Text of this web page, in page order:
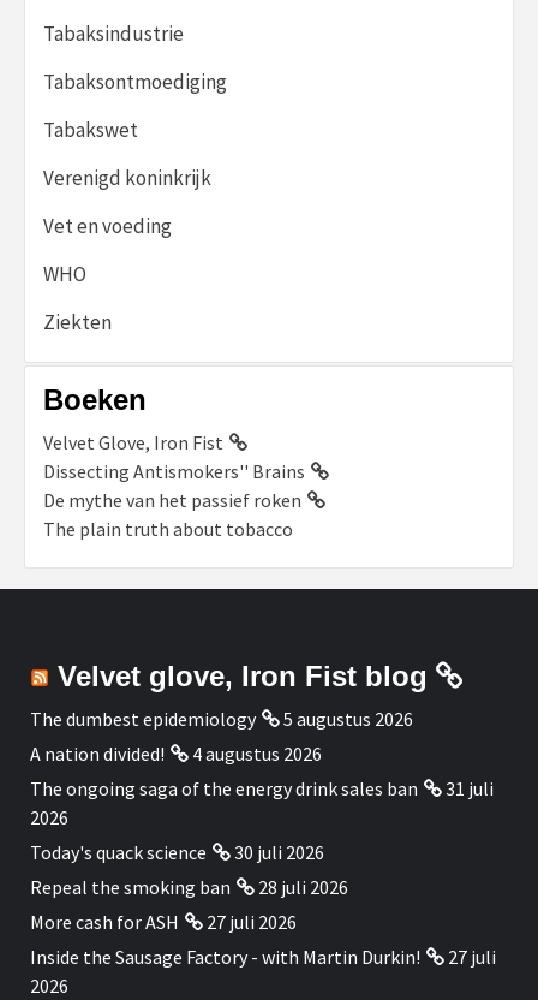
Tabaksindustrie
Tabaksontmoediging
Tabakswet
Verenigd koninkrijk
Vet en voeding
WHO
Ziekten
Boeken
Velvet Glove, Iron Fist
Dissecting Antismokers'' Brains
De mythe van het passief roken
The plain truth about tobacco
Velvet glove, Iron Fist blog
The dumbest epidemiology
5 augustus 2026
A nation divided!
4 augustus 2026
The ongoing saga of the energy drink sales ban
31 juli
2026
Today's quack science
30 juli 2026
Repeal the smoking ban
28 juli 2026
More cash for ASH
27 juli 2026
Inside the Sausage Factory - with Martin Durkin!
27 juli
2026